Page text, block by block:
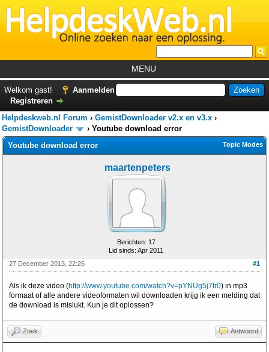
MENU
Foutcodes
GemistDownloader
Forum
Welkom gast!
Aanmelden
Registreren
Helpdeskweb.nl Forum › GemistDownloader v2.x en v3.x ›
GemistDownloader
› Youtube download error
Topic Modes
Youtube download error
maartenpeters
Berichten: 17
Lid sinds: Apr 2011
#1
27 December 2013, 22:26
Als ik deze video (http://www.youtube.com/watch?v=pYNUg5j7tr0) in mp3
formaat of alle andere videoformaten wil downloaden krijg ik een melding dat
de download is mislukt. Kun je dit oplossen?
Zoek Antwoord